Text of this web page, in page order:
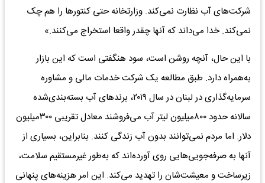
شرکت‌های آب نظارت نمی‌کند. وزارتخانه حتی کنتورها را هم چک
نمی‌کند. خدا می‌داند که آنها چقدر واقعا استخراج می‌کنند.»
با این حال، آنچه روشن است، سود هنگفتی‌ است که این بازار
به‌همراه دارد. طبق مطالعه‌ یک شرکت خدمات مالی و مشاوره
سرمایه‌گذاری در لبنان در سال ۲۰۱۹، برندهای آب بسته‌بندی‌شده
سالانه حدود ۸۰۰‌میلیون لیتر آب می‌فروشند معادل تقریبی ۳۰۰‌میلیون
دلار. اما مردم نمی‌توانند بدون آب زندگی کنند. بنابراین، بسیاری از
آنها به صرفه‌جویی‌هایی روی آورده‌اند که به‌طور غیرمستقیم سلامت،
زیرساخت و معیشت‌شان را تهدید می‌کند. این امر هزینه‌های پنهانی